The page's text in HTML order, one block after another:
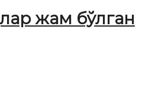
жам бўлган